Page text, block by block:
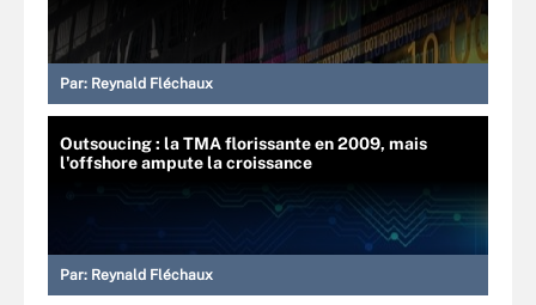
Par: Reynald Fléchaux
Outsoucing : la TMA florissante en 2009, mais
l'offshore ampute la croissance
Par: Reynald Fléchaux